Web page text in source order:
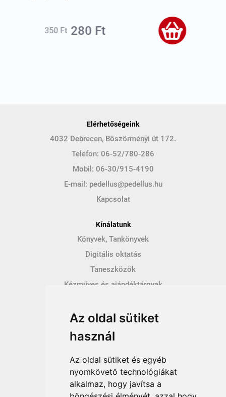
Az oldal sütiket
használ
Az oldal sütiket és egyéb
nyomkövető technológiákat
alkalmaz, hogy javítsa a
350 Ft 280 Ft
Elérhetőségeink
4032 Debrecen, Böszörményi út 172.
Telefon: 06-52/780-286
Mobil: 06-30/915-4190
E-mail: pedellus@pedellus.hu
Kapcsolat
Kínálatunk
Könyvek, Tankönyvek
Digitális oktatás
Taneszközök
Kézműves és ajándéktárgyak
Így vásárolhatsz
Vásárlás menete
Vásárlási feltételek
Fizetési feltételek
Szállítási feltételek